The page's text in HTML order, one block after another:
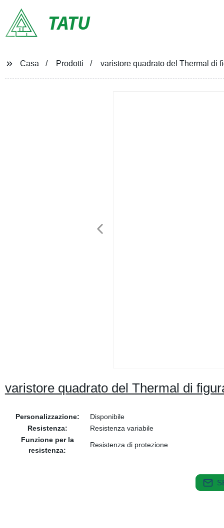
TATU
Casa Prodotti varistore quadrato del Thermal di
varistore quadrato del Thermal di
Personalizzazione:
Disponibile
Resistenza:
Resistenza variabile
Funzione per la
resistenza:
Resistenza di protezione